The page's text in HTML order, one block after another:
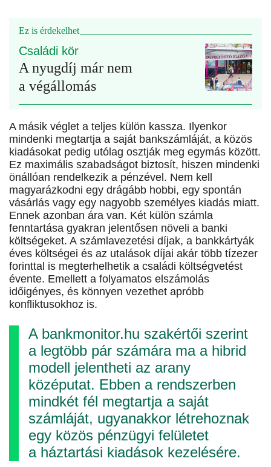
Ez is érdekelhet
Családi kör
A nyugdíj már nem
a végállomás
A másik véglet a teljes külön kassza. Ilyenkor
mindenki megtartja a saját bankszámláját, a közös
kiadásokat pedig utólag osztják meg egymás között.
Ez maximális szabadságot biztosít, hiszen mindenki
önállóan rendelkezik a pénzével. Nem kell
magyarázkodni egy drágább hobbi, egy spontán
vásárlás vagy egy nagyobb személyes kiadás miatt.
Ennek azonban ára van. Két külön számla
fenntartása gyakran jelentősen növeli a banki
költségeket. A számlavezetési díjak, a bankkártyák
éves költségei és az utalások díjai akár több tízezer
forinttal is megterhelhetik a családi költségvetést
évente. Emellett a folyamatos elszámolás
időigényes, és könnyen vezethet apróbb
konfliktusokhoz is.
A bankmonitor.hu szakértői szerint
a legtöbb pár számára ma a hibrid
modell jelentheti az arany
középutat. Ebben a rendszerben
mindkét fél megtartja a saját
számláját, ugyanakkor létrehoznak
egy közös pénzügyi felületet
a háztartási kiadások kezelésére.